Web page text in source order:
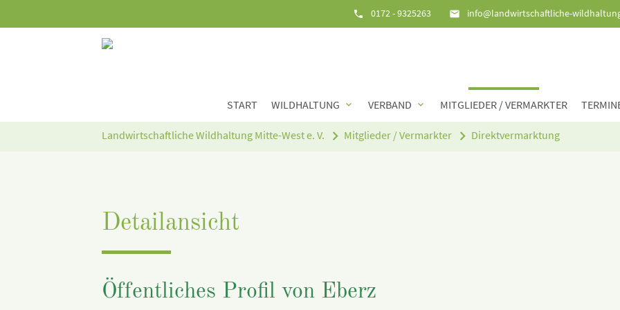
email info@landwirtschaftliche-
phone 0172 - 9325263
START WILDHALTUNG expand_more VERBAND expand_more MITGLIEDER / VERMARKTER
Landwirtschaftliche Wildhaltung Mitte-West e. V. Mitglieder / Vermarkter Direktvermarktung
Detailansicht
Öffentliches Profil von Eberz